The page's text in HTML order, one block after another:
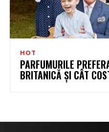
HOT
PARFUMURILE
BRITANICĂ ȘI CÂT